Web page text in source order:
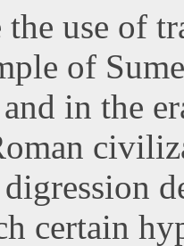
use of
of
in the
certain